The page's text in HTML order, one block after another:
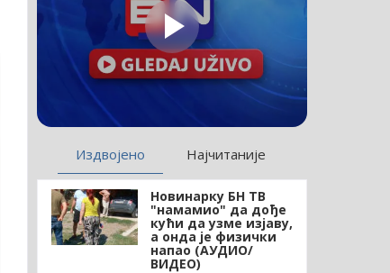
Издвојено Најчитаније
Новинарку БН ТВ
"намамио" да дође
кући да узме изјаву,
а онда је физички
напао (АУДИО/
ВИДЕО)